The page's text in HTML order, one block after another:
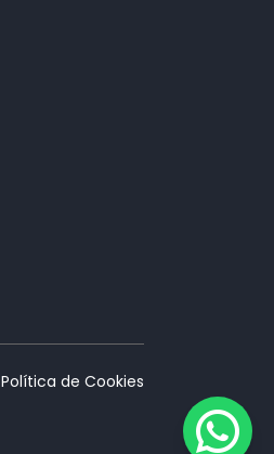
Política de Cookies